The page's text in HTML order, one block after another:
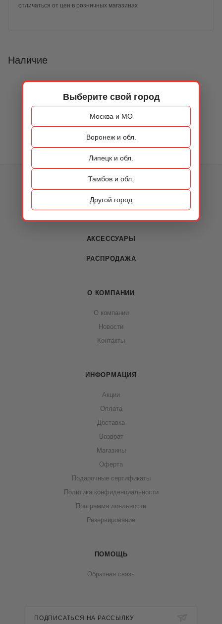
Выберите свой город
Москва и МО
Воронеж и обл.
Липецк и обл.
Тамбов и обл.
Другой город
отличаться от цен в розничных магазинах
Наличие
КАТАЛОГ
ОБУВЬ
СУМКИ
АКСЕССУАРЫ
РАСПРОДАЖА
О КОМПАНИИ
О компании
Новости
Контакты
ИНФОРМАЦИЯ
Акции
Оплата
Доставка
Возврат
Магазины
Оферта
Подарочные сертификаты
Политика конфиденциальности
Программа лояльности
Резервирование
ПОМОЩЬ
Обратная связь
ПОДПИСАТЬСЯ НА РАССЫЛКУ